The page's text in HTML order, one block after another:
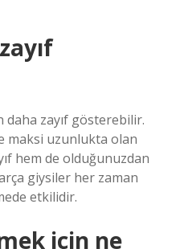
zayıf gösterebilir.
maksi uzunlukta olan
hem de olduğunuzdan
giysiler her zaman
etkilidir.
için ne